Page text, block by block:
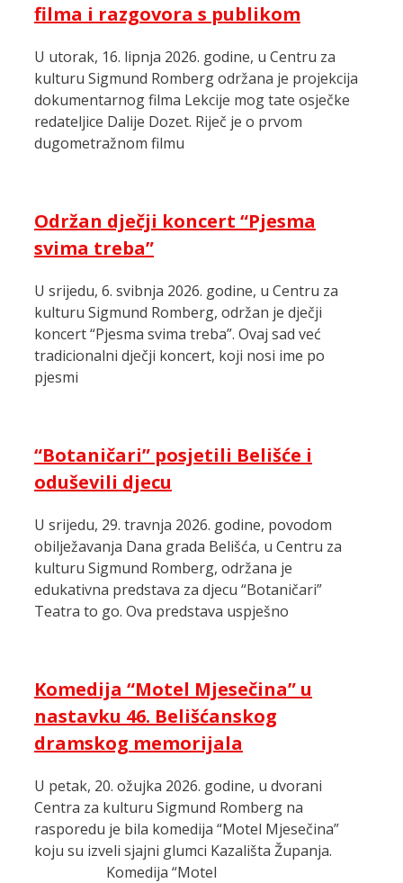
filma i razgovora s publikom
U utorak, 16. lipnja 2026. godine, u Centru za
kulturu Sigmund Romberg održana je projekcija
dokumentarnog filma Lekcije mog tate osječke
redateljice Dalije Dozet. Riječ je o prvom
dugometražnom filmu
Održan dječji koncert “Pjesma
svima treba”
U srijedu, 6. svibnja 2026. godine, u Centru za
kulturu Sigmund Romberg, održan je dječji
koncert “Pjesma svima treba”. Ovaj sad već
tradicionalni dječji koncert, koji nosi ime po
pjesmi
“Botaničari” posjetili Belišće i
oduševili djecu
U srijedu, 29. travnja 2026. godine, povodom
obilježavanja Dana grada Belišća, u Centru za
kulturu Sigmund Romberg, održana je
edukativna predstava za djecu “Botaničari”
Teatra to go. Ova predstava uspješno
Komedija “Motel Mjesečina” u
nastavku 46. Belišćanskog
dramskog memorijala
U petak, 20. ožujka 2026. godine, u dvorani
Centra za kulturu Sigmund Romberg na
rasporedu je bila komedija “Motel Mjesečina”
koju su izveli sjajni glumci Kazališta Županja.
Komedija “Motel